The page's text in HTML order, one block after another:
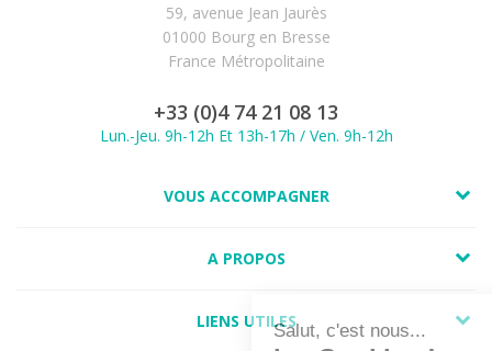
59, avenue Jean Jaurès
01000 Bourg en Bresse
France Métropolitaine
+33 (0)4 74 21 08 13
Lun.-Jeu. 9h-12h Et 13h-17h / Ven. 9h-12h
VOUS ACCOMPAGNER
A PROPOS
LIENS UTILES